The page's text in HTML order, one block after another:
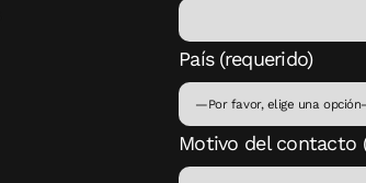
País (requerido)
Motivo del contacto